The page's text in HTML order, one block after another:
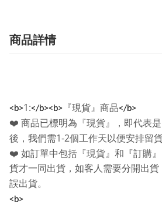
商品詳情
<b>1:</b><b> 『現貨』商品</b>
❤️ 商品已標明為『現貨』，即代表
後，我們需1-2個工作天以便安排留
❤️ 如訂單中包括『現貨』和『訂購
貨才一同出貨，如客人需要分開出
誤出貨。
<b>